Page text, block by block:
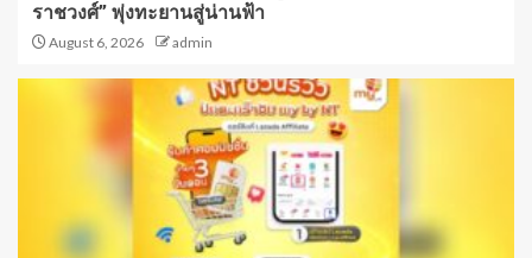
ราชวงศ์” พุ่งทะยานสู่น่านฟ้า
August 6, 2026 admin